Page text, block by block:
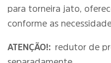
para torneira jato,
conforme as
ATENÇÃO!: redutor de